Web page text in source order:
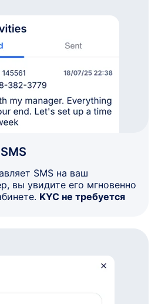
SMS на ваш
вы увидите его мгновенно
KYC не требуется